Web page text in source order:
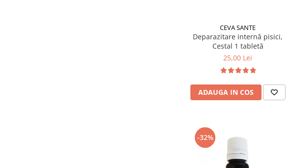
CEVA SANTE
Deparazitare internă pisici,
Cestal 1 tabletă
25,00 Lei
ADAUGA IN COS
-32%